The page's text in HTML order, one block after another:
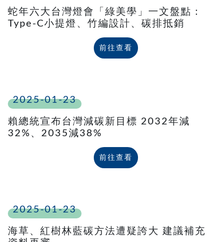
蛇年六大台灣燈會「綠美學」一文盤點：
Type-C小提燈、竹編設計、碳排抵銷
前往查看
2025-01-23
賴總統宣布台灣減碳新目標 2032年減
32%、2035減38%
前往查看
2025-01-23
海草、紅樹林藍碳方法遭疑誇大 建議補充